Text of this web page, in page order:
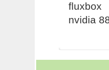
fluxbox
nvidia